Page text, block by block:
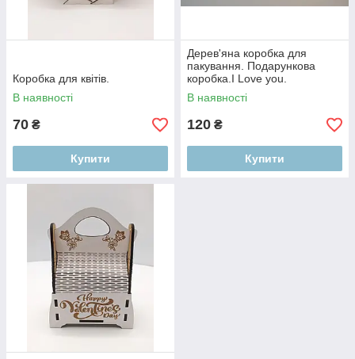
Коробка для квітів.
В наявності
70 ₴
Купити
Дерев'яна коробка для
пакування. Подарункова
коробка.I Love you.
В наявності
120 ₴
Купити